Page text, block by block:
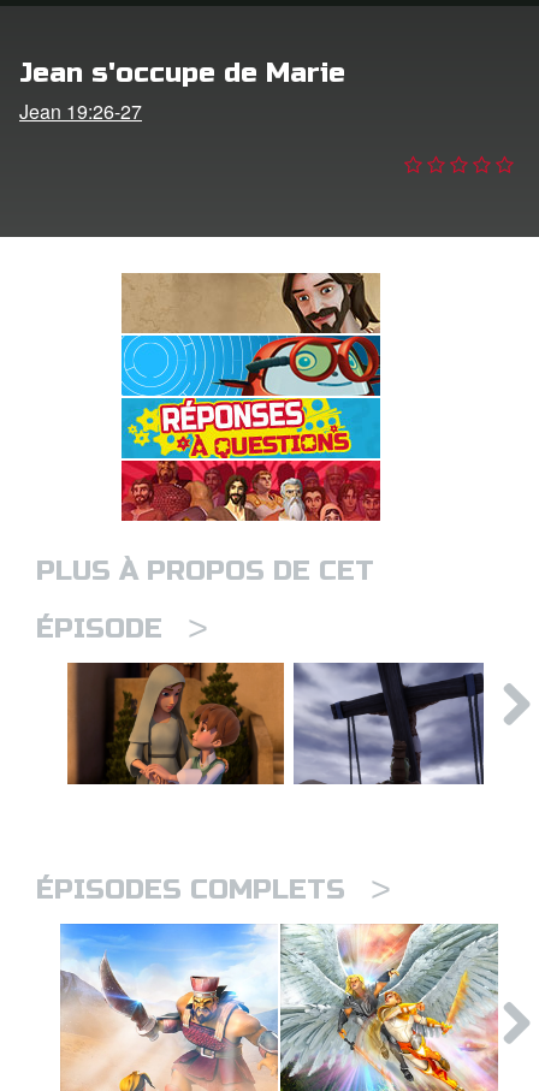
de langue
Jean s'occupe de Marie
Jean 19:26-27
PLUS À PROPOS DE CET
ÉPISODE
>
ÉPISODES COMPLETS >